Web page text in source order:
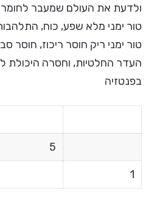
ולדעת את העולם שמעבר
טור ימני מלא שפע, כוח,
טור ימני ריק חוסר ריכוז, חוסר
העדר החלטיות, וחסרה היכולת
בפנטזיה